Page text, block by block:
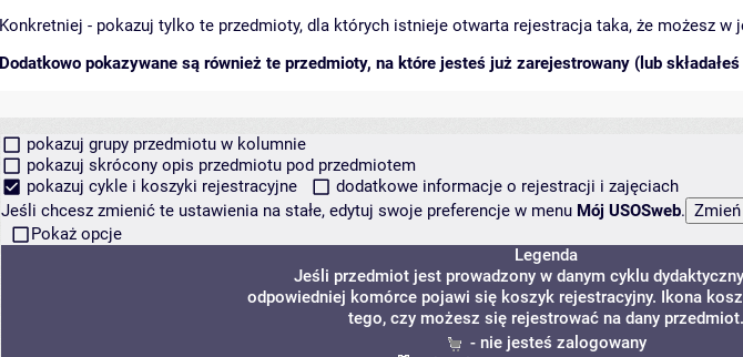
Konkretniej - pokazuj tylko te przedmioty, dla których istnieje otwarta rejestracja taka, że możesz w
Dodatkowo pokazywane są również te przedmioty, na które jesteś już zarejestrowany (lub
pokazuj grupy przedmiotu w kolumnie
pokazuj skrócony opis przedmiotu pod przedmiotem
pokazuj cykle i koszyki rejestracyjne
dodatkowe informacje o rejestracji i zajęciach
Jeśli chcesz zmienić te ustawienia na stałe, edytuj swoje preferencje w menu Mój USOSweb.
Pokaż opcje
Legenda
Jeśli przedmiot jest prowadzony w danym cyklu
odpowiedniej komórce pojawi się koszyk rejestracyjny. Ikona
tego, czy możesz się rejestrować na dany przedmiot.
- nie jesteś zalogowany